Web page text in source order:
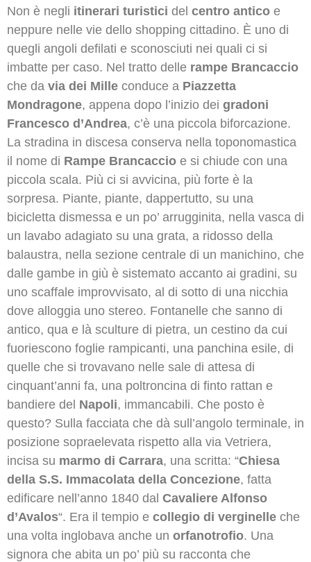
Non è negli itinerari turistici del centro antico e
neppure nelle vie dello shopping cittadino. È uno di
quegli angoli defilati e sconosciuti nei quali ci si
imbatte per caso. Nel tratto delle rampe Brancaccio
che da via dei Mille conduce a Piazzetta
Mondragone, appena dopo l’inizio dei gradoni
Francesco d’Andrea, c’è una piccola biforcazione.
La stradina in discesa conserva nella toponomastica
il nome di Rampe Brancaccio e si chiude con una
piccola scala. Più ci si avvicina, più forte è la
sorpresa. Piante, piante, dappertutto, su una
bicicletta dismessa e un po’ arrugginita, nella vasca di
un lavabo adagiato su una grata, a ridosso della
balaustra, nella sezione centrale di un manichino, che
dalle gambe in giù è sistemato accanto ai gradini, su
uno scaffale improvvisato, al di sotto di una nicchia
dove alloggia uno stereo. Fontanelle che sanno di
antico, qua e là sculture di pietra, un cestino da cui
fuoriescono foglie rampicanti, una panchina esile, di
quelle che si trovavano nelle sale di attesa di
cinquant’anni fa, una poltroncina di finto rattan e
bandiere del Napoli, immancabili. Che posto è
questo? Sulla facciata che dà sull’angolo terminale, in
posizione sopraelevata rispetto alla via Vetriera,
incisa su marmo di Carrara, una scritta: “Chiesa
della S.S. Immacolata della Concezione, fatta
edificare nell’anno 1840 dal Cavaliere Alfonso
d’Avalos“. Era il tempio e collegio di verginelle che
una volta inglobava anche un orfanotrofio. Una
signora che abita un po’ più su racconta che